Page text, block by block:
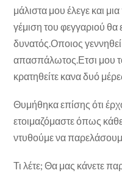
μάλιστα μου έλεγε και
γέμιση του φεγγαριού θα
δυνατός.Οποιος γεννηθεί
απασπάλωτος.Ετσι μου
κρατηθείτε κανα δυό
Θυμήθηκα επίσης ότι
ετοιμαζόμαστε όπως
ντυθούμε να
Τι λέτε; Θα μας κάνετε